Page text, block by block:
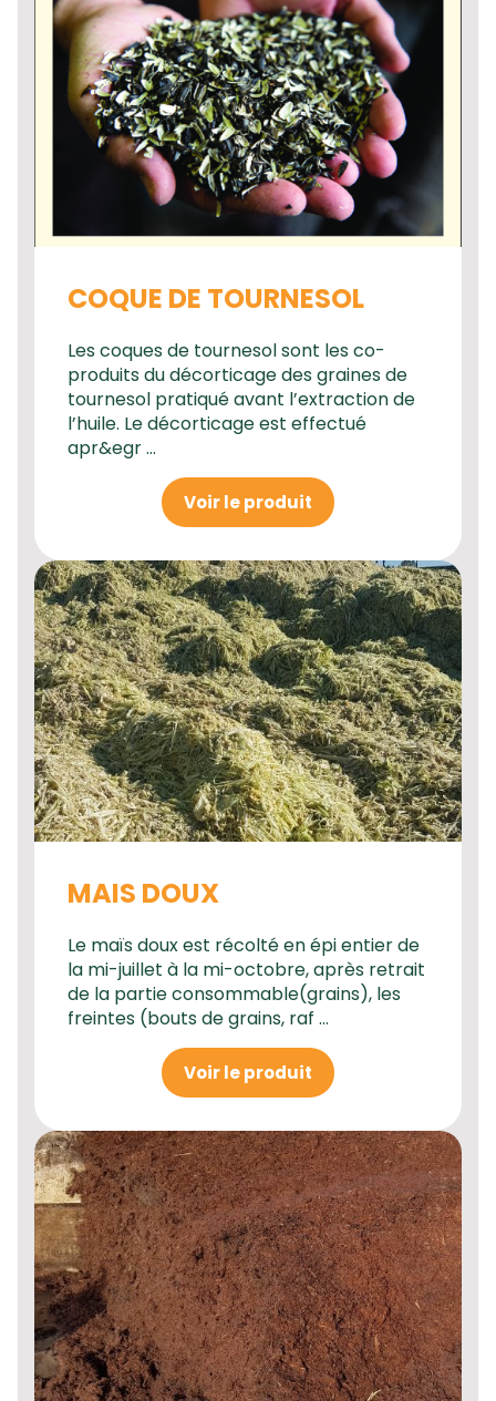
COQUE DE TOURNESOL
Les coques de tournesol sont les co-
produits du décorticage des graines de
tournesol pratiqué avant l’extraction de
l’huile. Le décorticage est effectué
apr&egr ...
Voir le produit
MAIS DOUX
Le maïs doux est récolté en épi entier de
la mi-juillet à la mi-octobre, après retrait
de la partie consommable(grains), les
freintes (bouts de grains, raf ...
Voir le produit